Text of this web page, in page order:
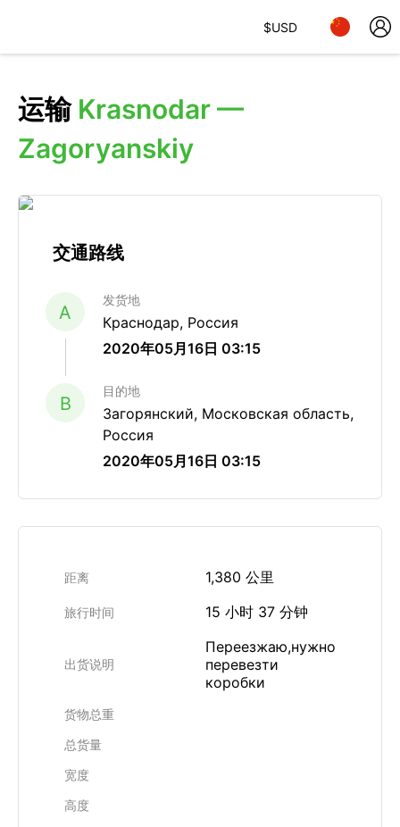
$USD
运输 Krasnodar —
Zagoryanskiy
交通路线
A
发货地
Краснодар, Россия
2020年05月16日 03:15
B
目的地
Загорянский, Московская область,
Россия
2020年05月16日 03:15
距离 1,380 公里
旅行时间 15 小时 37 分钟
出货说明
Переезжаю,нужно
перевезти
коробки
货物总重
总货量
宽度
高度